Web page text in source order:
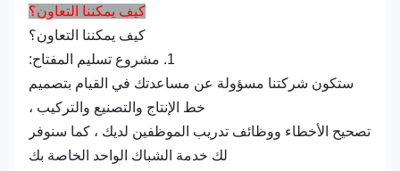
كيف يمكننا التعاون؟
كيف يمكننا التعاون؟
ستكون شركتنا مسؤولة عن مساعدتك في القيام بتصميم
خط الإنتاج والتصنيع والتركيب ،
تصحيح الأخطاء ووظائف تدريب الموظفين لديك ، كما سنوفر
لك خدمة الشباك الواحد الخاصة بك